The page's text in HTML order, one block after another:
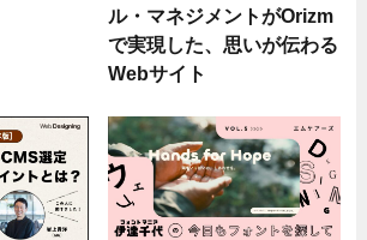
ル・マネジメントがOrizm
で実現した、思いが伝わる
Webサイト